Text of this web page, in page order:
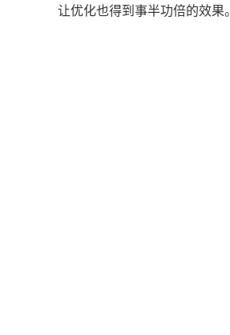
让优化也得到事半功倍的效果。